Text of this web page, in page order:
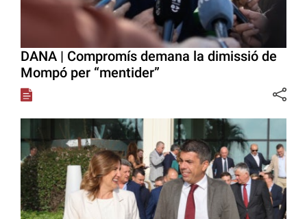
DANA | Compromís demana la dimissió de
Mompó per “mentider”